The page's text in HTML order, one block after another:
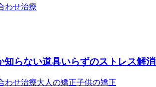
わせ治療
知らない道具いらずのストレス解
わせ治療大人の矯正子供の矯正